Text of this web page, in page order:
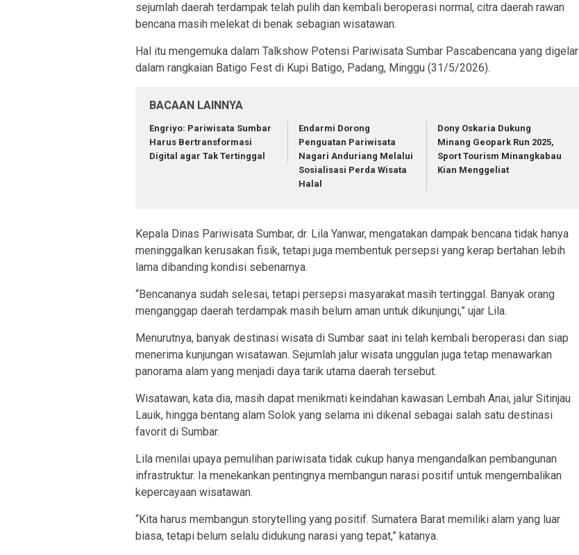
sejumlah daerah terdampak telah pulih dan kembali beroperasi normal, citra daerah rawan
bencana masih melekat di benak sebagian wisatawan.
Hal itu mengemuka dalam Talkshow Potensi Pariwisata Sumbar Pascabencana yang digelar
dalam rangkaian Batigo Fest di Kupi Batigo, Padang, Minggu (31/5/2026).
BACAAN LAINNYA
Engriyo: Pariwisata Sumbar
Harus Bertransformasi
Digital agar Tak Tertinggal
Endarmi Dorong
Penguatan Pariwisata
Nagari Anduriang Melalui
Sosialisasi Perda Wisata
Halal
Dony Oskaria Dukung
Minang Geopark Run 2025,
Sport Tourism Minangkabau
Kian Menggeliat
Kepala Dinas Pariwisata Sumbar, dr. Lila Yanwar, mengatakan dampak bencana tidak hanya
meninggalkan kerusakan fisik, tetapi juga membentuk persepsi yang kerap bertahan lebih
lama dibanding kondisi sebenarnya.
“Bencananya sudah selesai, tetapi persepsi masyarakat masih tertinggal. Banyak orang
menganggap daerah terdampak masih belum aman untuk dikunjungi,” ujar Lila.
Menurutnya, banyak destinasi wisata di Sumbar saat ini telah kembali beroperasi dan siap
menerima kunjungan wisatawan. Sejumlah jalur wisata unggulan juga tetap menawarkan
panorama alam yang menjadi daya tarik utama daerah tersebut.
Wisatawan, kata dia, masih dapat menikmati keindahan kawasan Lembah Anai, jalur Sitinjau
Lauik, hingga bentang alam Solok yang selama ini dikenal sebagai salah satu destinasi
favorit di Sumbar.
Lila menilai upaya pemulihan pariwisata tidak cukup hanya mengandalkan pembangunan
infrastruktur. Ia menekankan pentingnya membangun narasi positif untuk mengembalikan
kepercayaan wisatawan.
“Kita harus membangun storytelling yang positif. Sumatera Barat memiliki alam yang luar
biasa, tetapi belum selalu didukung narasi yang tepat,” katanya.